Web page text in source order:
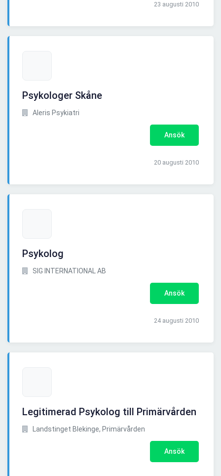
23 augusti 2010
Psykologer Skåne
Aleris Psykiatri
Ansök
20 augusti 2010
Psykolog
SIG INTERNATIONAL AB
Ansök
24 augusti 2010
Legitimerad Psykolog till Primärvården
Landstinget Blekinge, Primärvården
Ansök